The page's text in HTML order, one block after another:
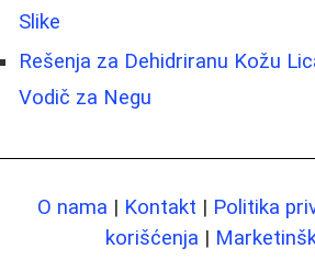
Slike
Rešenja za Dehidriranu Kožu
Vodič za Negu
O nama | Kontakt | Politika
korišćenja |